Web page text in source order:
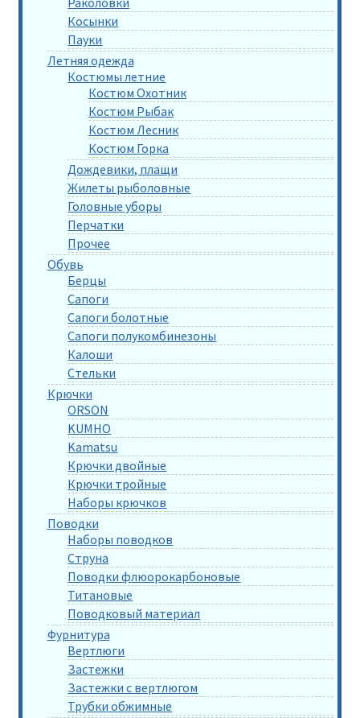
Косынки
Пауки
Летняя одежда
Костюмы летние
Костюм Охотник
Костюм Рыбак
Костюм Лесник
Костюм Горка
Дождевики, плащи
Жилеты рыболовные
Головные уборы
Перчатки
Прочее
Обувь
Берцы
Сапоги
Сапоги болотные
Сапоги полукомбинезоны
Калоши
Стельки
Крючки
ORSON
KUMHO
Kamatsu
Крючки двойные
Крючки тройные
Наборы крючков
Поводки
Наборы поводков
Струна
Поводки флюорокарбоновые
Титановые
Поводковый материал
Фурнитура
Вертлюги
Застежки
Застежки с вертлюгом
Трубки обжимные